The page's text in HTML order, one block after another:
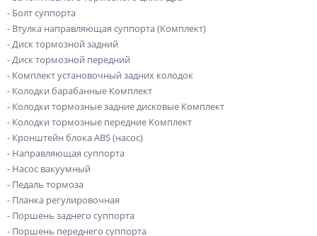
- Болт суппорта
- Втулка направляющая суппорта (Комплект)
- Диск тормозной задний
- Диск тормозной передний
- Комплект установочный задних колодок
- Колодки барабанные Комплект
- Колодки тормозные задние дисковые Комплект
- Колодки тормозные передние Комплект
- Кронштейн блока ABS (насос)
- Направляющая суппорта
- Насос вакуумный
- Педаль тормоза
- Планка регулировочная
- Поршень заднего суппорта
- Поршень переднего суппорта